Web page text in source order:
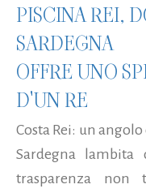
PISCINA REI,
SARDEGNA
OFFRE UNO
D'UN RE
Costa Rei: un
Sardegna
trasparenza non